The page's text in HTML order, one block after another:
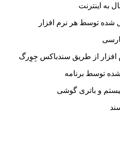
هر نرم افزار
از طریق سندباکس جِوِرگ
برنامه
باتری گوشی